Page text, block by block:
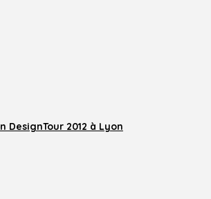
DesignTour 2012 à Lyon